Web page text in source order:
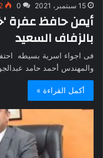
15 سبتمبر، 2021 0
أيمن حافظ عفرة
بالزفاف السعيد
فى اجواء اسرية بسيطه
والمهندس أحمد حامد
أكمل القراءة »